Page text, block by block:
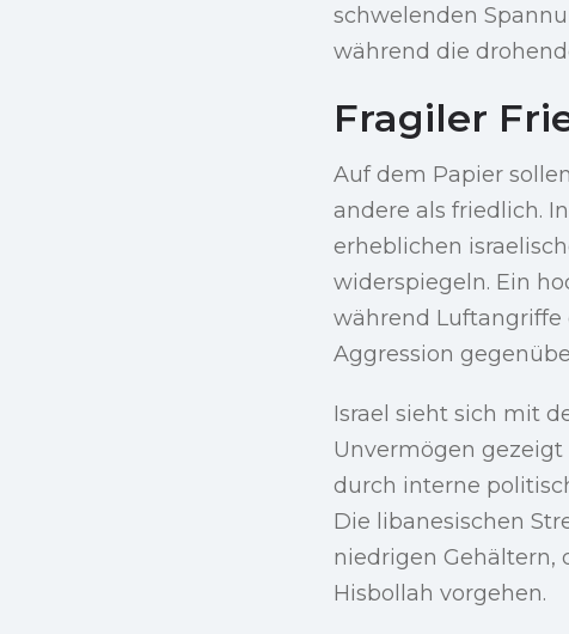
schwelenden
während die
Fragiler
Auf dem Papier
andere als friedlich.
erheblichen
widerspiegeln. Ein
während Luftangriffe
Aggression
Israel sieht sich mit
Unvermögen
durch interne
Die libanesischen
niedrigen Gehältern,
Hisbollah vorgehen.